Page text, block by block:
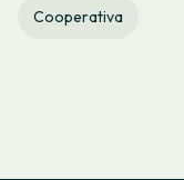
Cooperativa